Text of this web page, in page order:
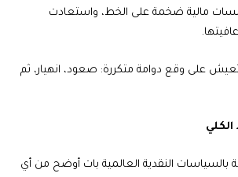
مالية ضخمة على الخط، واستعادت
على وقع دوامة متكررة: صعود، انهيار، ثم
الكلي
بالسياسات النقدية العالمية بات أوضح من أي